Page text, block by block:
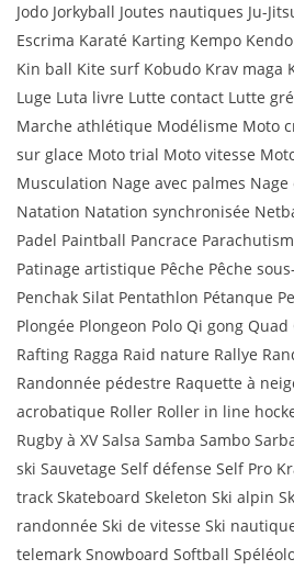
Jodo Jorkyball Joutes nautiques Ju-
Escrima Karaté Karting Kempo
Kin ball Kite surf Kobudo Krav maga
Luge Luta livre Lutte contact Lutte
Marche athlétique Modélisme Moto
sur glace Moto trial Moto vitesse
Musculation Nage avec palmes
Natation Natation synchronisée
Padel Paintball Pancrace
Patinage artistique Pêche Pêche
Penchak Silat Pentathlon Pétanque
Plongée Plongeon Polo Qi gong
Rafting Ragga Raid nature Rallye
Randonnée pédestre Raquette à
acrobatique Roller Roller in line
Rugby à XV Salsa Samba Sambo
ski Sauvetage Self défense Self Pro
track Skateboard Skeleton Ski alpin
randonnée Ski de vitesse Ski
telemark Snowboard Softball